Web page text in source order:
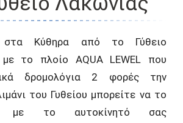
στα Κύθηρα από το Γύθειο
με το πλοίο AQUA LEWEL που
2 φορές την
του Γυθείου μπορείτε να το
με το αυτοκίνητό σας